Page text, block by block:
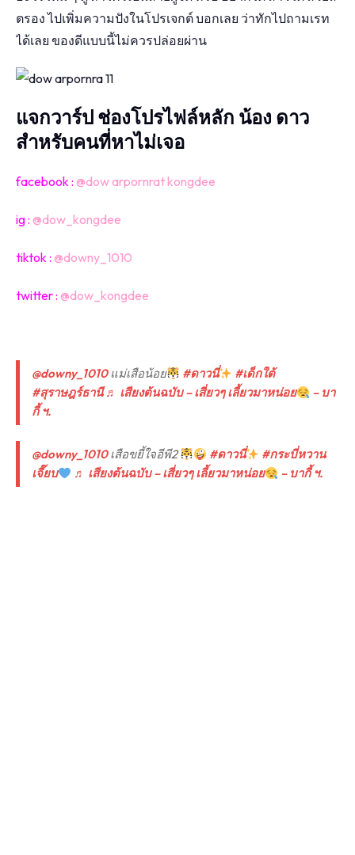
ตรอง ไปเพิ่มความปังในโปรเจกต์ บอกเลย ว่าทักไปถามเรท
ได้เลย ของดีแบบนี้ไม่ควรปล่อยผ่าน
แจกวาร์ป ช่องโปรไฟล์หลัก น้อง ดาว
สำหรับคนที่หาไม่เจอ
facebook : @dow arpornrat kongdee
ig : @dow_kongdee
tiktok : @downy_1010
twitter : @dow_kongdee
@downy_1010แม่เสือน้อย #ดาวนี่
#เด็กใต้
#สุราษฎร์ธานี ♬ เสียงต้นฉบับ – เสี่ยวๆ เลี้ยวมาหน่อย
– บา
กี้ ฯ.
@downy_1010เสือขยี้ใจอีพี2 #ดาวนี่
#กระบี่หวาน
เจี๊ยบ
♬ เสียงต้นฉบับ – เสี่ยวๆ เลี้ยวมาหน่อย – บากี้ ฯ.